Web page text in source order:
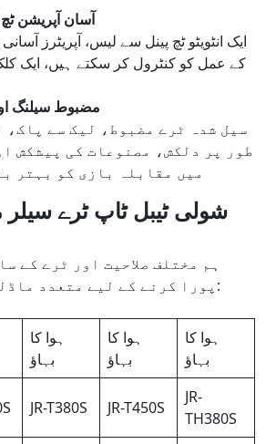
آسان آپریشن
ایک انٹویٹو ٹچ پینل سے لیس، آپریٹرز
کے عمل کو کنٹرول کر سکتے ہیں، ایک
مضبوط سیلنگ
سیل شدہ ٹرے مضبوط، لیک سے پاک،
طور پر دلکش، مصنوعات کی پیشکش
میں مقابلہ بازی کو بہتر
شولی ٹیبل ٹاپ ٹرے سیلر
ہم مختلف صلاحیت اور ٹرے کے
پورا کرنے کے لیے متعدد ماڈلز فراہم کرتے ہیں:
ہوا کا
بہاؤ
ہوا کا
بہاؤ
ہوا کا
بہاؤ
JR-T380S JR-T450S
JR-
TH380S